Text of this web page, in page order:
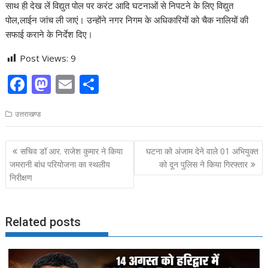
साथ ही देख लें विद्युत पोल पर करंट आदि घटनाओं से निपटने के लिए विद्युत
पोल,लाईन जांच ली जाएं। उन्होंने नगर निगम के अधिकारियों को चैक नालियों की
सफाई कराने के निर्देश दिए।
Post Views: 9
F
e
b
o
o
M
to
d
o
E
ai
l
ar
e
उत्तराखण्ड
Post
navigation
सचिव डॉ आर. राजेश कुमार ने किया
जमरानी बांध परियोजना का स्थलीय
निरीक्षण
घटना को अंजाम देने वाले 01 अभियुक्त
को दून पुलिस ने किया गिरफ्तार
Related posts